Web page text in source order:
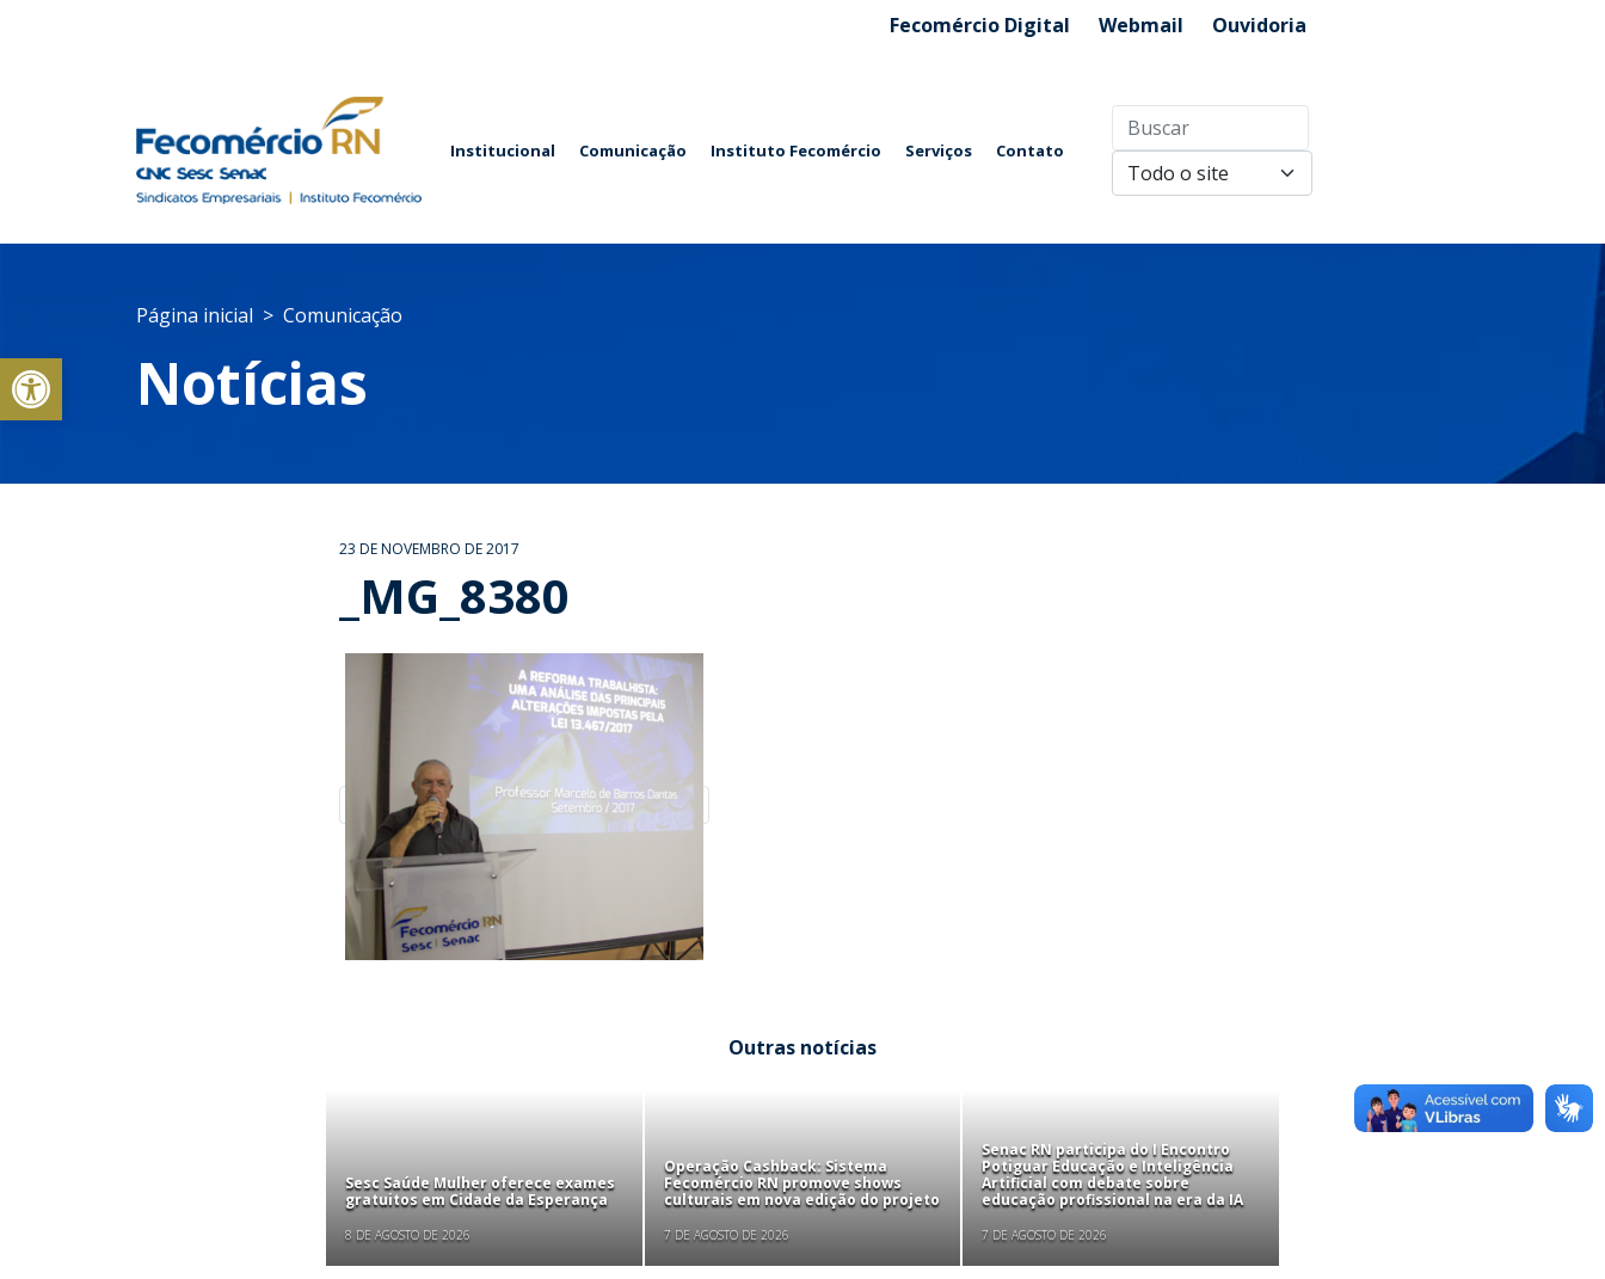
Abrir a barra de ferramentas
Fecomércio Digital Webmail Ouvidoria
Institucional Comunicação Instituto Fecomércio Serviços Contato
Página inicial Comunicação
Notícias
23 DE NOVEMBRO DE 2017
_MG_8380
Outras notícias
Sesc Saúde Mulher oferece exames
gratuitos em Cidade da Esperança
8 DE AGOSTO DE 2026
Operação Cashback: Sistema
Fecomércio RN promove shows
culturais em nova edição do projeto
7 DE AGOSTO DE 2026
Senac RN participa do I Encontro
Potiguar Educação e Inteligência
Artificial com debate sobre
educação profissional na era da IA
7 DE AGOSTO DE 2026